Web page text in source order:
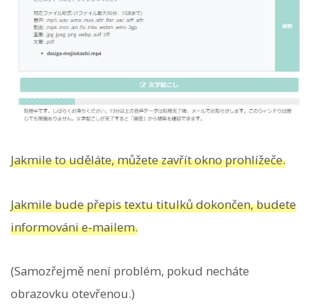
Jakmile to uděláte, můžete zavřít okno prohlížeče.
Jakmile bude přepis textu titulků dokončen, budete
informováni e-mailem.
(Samozřejmě není problém, pokud necháte
obrazovku otevřenou.)